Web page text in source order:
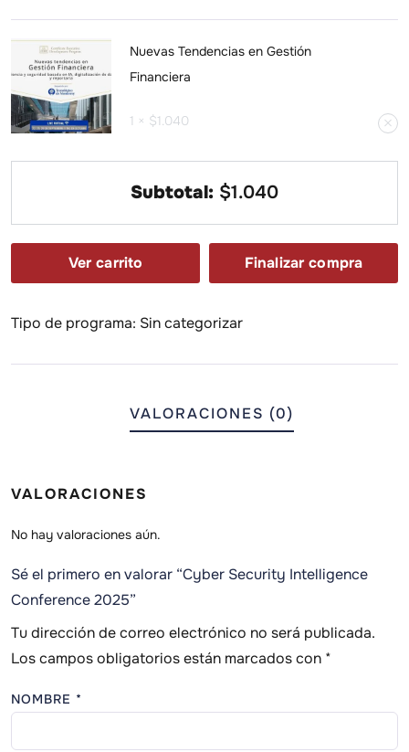
customer
ratings
Nuevas Tendencias en Gestión
Financiera
1 × $1.040
Subtotal: $1.040
Ver carrito Finalizar compra
Tipo de programa: Sin categorizar
VALORACIONES (0)
VALORACIONES
No hay valoraciones aún.
Sé el primero en valorar “Cyber Security Intelligence
Conference 2025”
Tu dirección de correo electrónico no será publicada.
Los campos obligatorios están marcados con *
NOMBRE *